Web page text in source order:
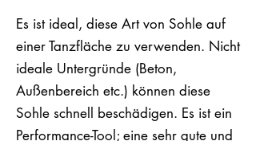
Es ist ideal, diese Art von Sohle auf
einer Tanzfläche zu verwenden. Nicht
ideale Untergründe (Beton,
Außenbereich etc.) können diese
Sohle schnell beschädigen. Es ist ein
Performance-Tool; eine sehr gute und